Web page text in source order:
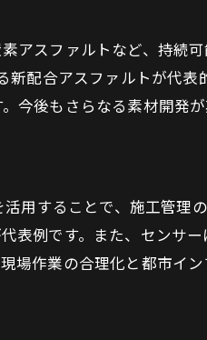
アスファルトなど、持続
新配合アスファルトが代表
後もさらなる素材開発が
用することで、施工管理
表例です。また、センサ
場作業の合理化と都市イ